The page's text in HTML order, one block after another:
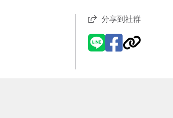
分享到社群